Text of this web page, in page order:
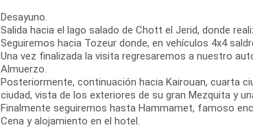
Desayuno.
Salida hacia el lago salado de Chott el Jerid, donde
Seguiremos hacia Tozeur donde, en vehículos 4x4
Una vez finalizada la visita regresaremos a nuestro
Almuerzo.
Posteriormente, continuación hacia Kairouan, cuarta
ciudad, vista de los exteriores de su gran Mezquita y
Finalmente seguiremos hasta Hammamet, famoso
Cena y alojamiento en el hotel.